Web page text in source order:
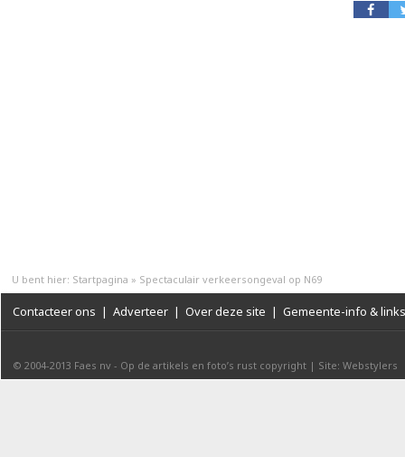
U bent hier: Startpagina » Spectaculair verkeersongeval op N69
Contacteer ons | Adverteer | Over deze site | Gemeente-info & links
© 2004-2013 Faes nv - Op de artikels en foto’s rust copyright | Site: Webstylers